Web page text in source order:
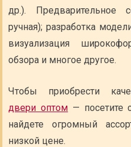
др.). Предварительное
ручная); разработка
визуализация
обзора и многое другое.
Чтобы приобрести
двери оптом — посетите
найдете огромный
низкой цене.